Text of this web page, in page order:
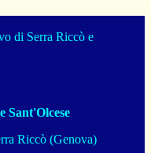
di Serra Riccò e
Sant'Olcese
Riccò (Genova)